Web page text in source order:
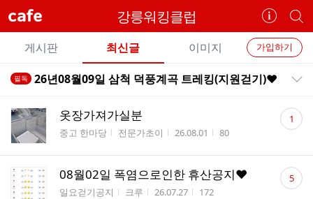
cafe 강릉워킹클럽
카
페
정
보
보
기
개
별
카
페
검
카
페
메
뉴
가입하기
게시판 최신글 이미지
전
글
트
필독 26년08월09일 삼척 덕풍계곡 트레킹(지원걷기)❤️
옷장가져가실분
게시판명
중고 한마당 작성자
전문가초이 작성시간
26.08.01 조회수
80
댓
글 1
08월02일 폭염으로인한 휴산공지❤️
게시판명
일요걷기공지 작성자
크루 작성시간
26.07.27 조회수
172
댓
글 5